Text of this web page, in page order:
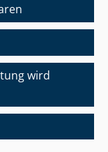
wird